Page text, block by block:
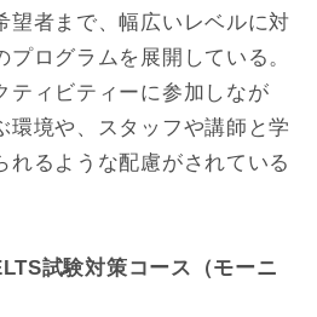
望者まで、幅広いレベルに対
ログラムを展開している。
ティビティーに参加しなが
環境や、スタッフや講師と学
れるような配慮がされている
試験対策コース（モーニ